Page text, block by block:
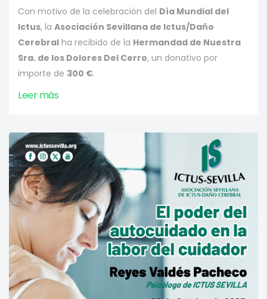
Con motivo de la celebración del Día Mundial del
Ictus, la Asociación Sevillana de Ictus/Daño
Cerebral ha recibido de la Hermandad de Nuestra
Sra. de los Dolores Del Cerro, un donativo por
importe de 300 €.
Leer más